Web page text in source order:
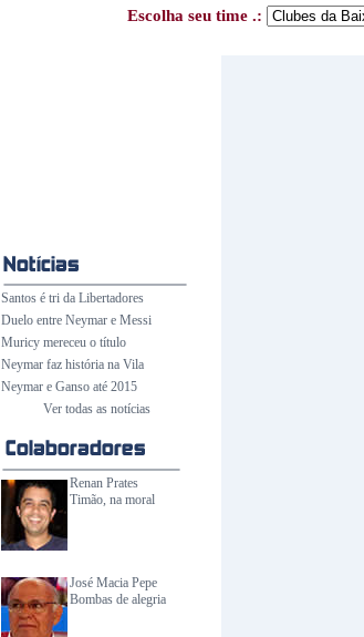
Escolha seu time .:
Santos é tri da Libertadores
Duelo entre Neymar e Messi
Muricy mereceu o título
Neymar faz história na Vila
Neymar e Ganso até 2015
Ver todas as notícias
Renan Prates
Timão, na moral
José Macia Pepe
Bombas de alegria